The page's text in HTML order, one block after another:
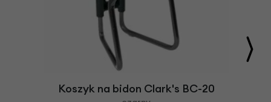
Koszyk na bidon Clark's BC-20